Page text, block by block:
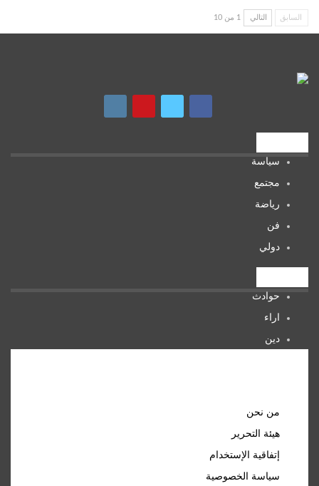
السابق التالي 1 من 10
سياسة
مجتمع
رياضة
فن
دولي
حوادث
اراء
دين
من نحن
هيئة التحرير
إتفاقية الإستخدام
سياسة الخصوصية